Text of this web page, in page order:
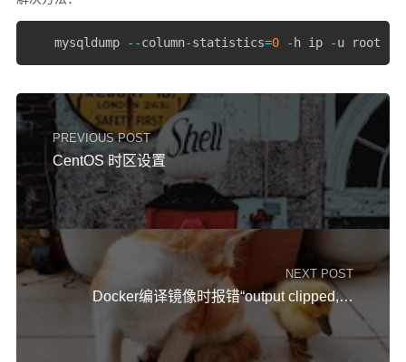
mysqldump --column-statistics=0 - h ip -u root
PREVIOUS POST
CentOS 时区设置
NEXT POST
Docker编译镜像时报错“output clipped, log limit 1MiB reached”